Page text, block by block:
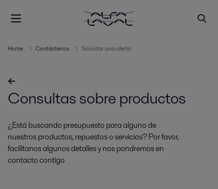
Home Contáctenos Solicitar una oferta
Consultas sobre productos
¿Está buscando presupuesto para alguno de
nuestros productos, repuestos o servicios? Por favor,
facilítanos algunos detalles y nos pondremos en
contacto contigo